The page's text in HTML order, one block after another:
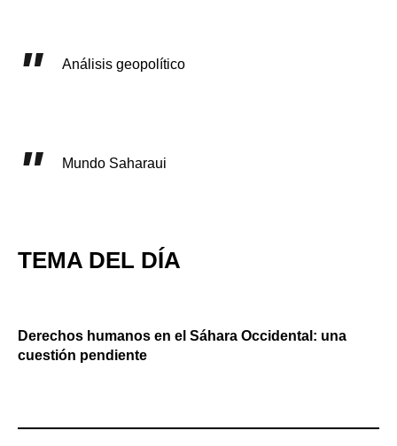
Análisis geopolítico
Mundo Saharaui
TEMA DEL DÍA
Derechos humanos en el Sáhara Occidental: una
cuestión pendiente